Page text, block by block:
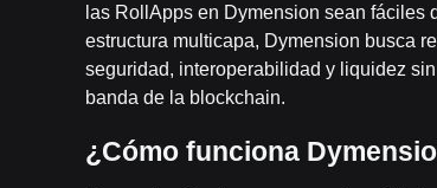
las RollApps en Dymension sean fáciles
estructura multicapa, Dymension busca
seguridad, interoperabilidad y liquidez
banda de la blockchain.
¿Cómo funciona